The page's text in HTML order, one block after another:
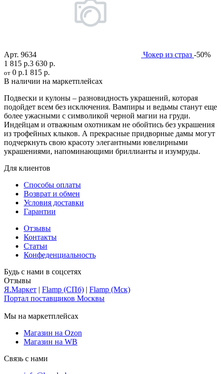
Арт. 9634 Чокер из страз -50%
1 815 р.3 630 р.
от 0 р.1 815 р.
В наличии на маркетплейсах
Подвески и кулоны – разновидность украшений, которая
подойдет всем без исключения. Вампиры и ведьмы станут еще
более ужасными с символикой черной магии на груди.
Индейцам и отважным охотникам не обойтись без украшения
из трофейных клыков. А прекрасные придворные дамы могут
подчеркнуть свою красоту элегантными ювелирными
украшениями, напоминающими бриллианты и изумруды.
Для клиентов
Способы оплаты
Возврат и обмен
Условия доставки
Гарантии
Отзывы
Контакты
Статьи
Конфеденциальность
Будь с нами в соцсетях
Отзывы
Я.Маркет | Flamp (СПб) | Flamp (Мск)
Портал поставщиков Москвы
Мы на маркетплейсах
Магазин на Ozon
Магазин на WB
Связь с нами